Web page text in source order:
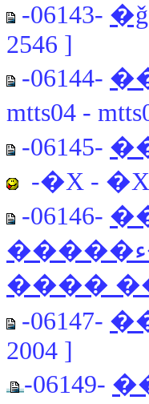
-06143-
2546 ]
-06144-
mtts04 -
-06145-
-�Χ - �Χ
-06146-
�����ء��ҹ�����ʺ������آ ������ԭ
����
-06147-
2004 ]
-06149-